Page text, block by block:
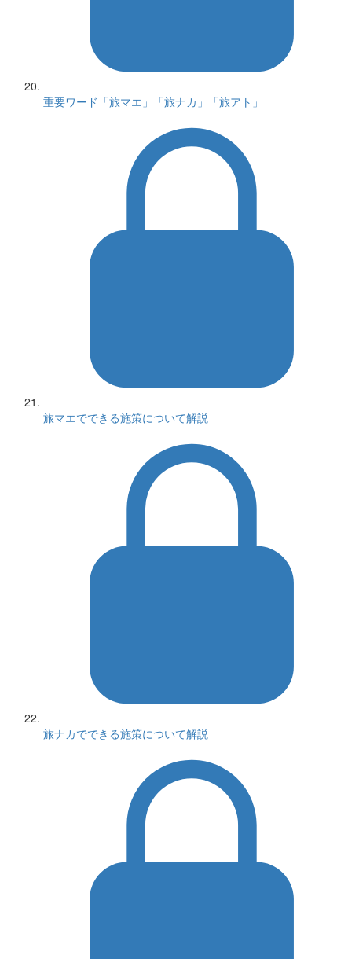
重要ワード「旅マエ」「旅ナカ」「旅アト」
旅マエでできる施策について解説
旅ナカでできる施策について解説